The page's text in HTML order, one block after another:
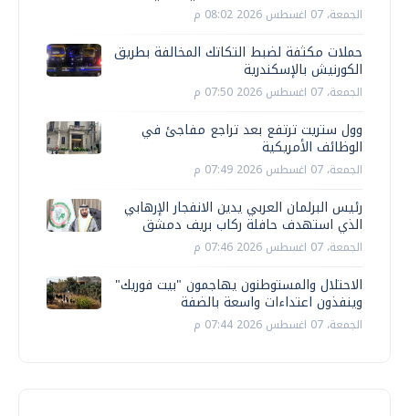
الجمعة، 07 اغسطس 2026 08:02 م
حملات مكثفة لضبط التكاتك المخالفة بطريق
الكورنيش بالإسكندرية
الجمعة، 07 اغسطس 2026 07:50 م
وول ستريت ترتفع بعد تراجع مفاجئ في
الوظائف الأمريكية
الجمعة، 07 اغسطس 2026 07:49 م
رئيس البرلمان العربي يدين الانفجار الإرهابي
الذي استهدف حافلة ركاب بريف دمشق
الجمعة، 07 اغسطس 2026 07:46 م
الاحتلال والمستوطنون يهاجمون "بيت فوريك"
وينفذون اعتداءات واسعة بالضفة
الجمعة، 07 اغسطس 2026 07:44 م